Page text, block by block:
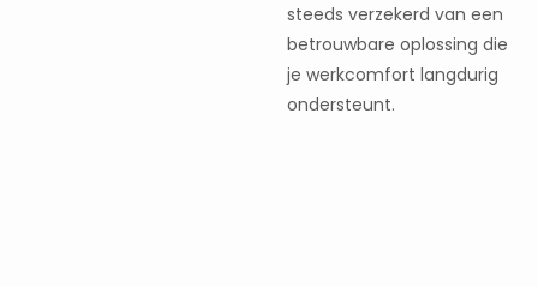
steeds verzekerd van een
betrouwbare oplossing die
je werkcomfort langdurig
ondersteunt.